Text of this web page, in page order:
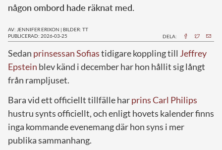
någon ombord hade räknat med.
AV: JENNIFER ERIXON | BILDER: TT
PUBLICERAD: 2026-03-25
DELA:
Sedan prinsessan Sofiastidigare koppling till Jeffrey
Epstein blev känd i december har hon hållit sig långt
från rampljuset.
Bara vid ett officiellt tillfälle harprins Carl Philips
hustru synts officiellt, och enligt hovets kalender finns
inga kommande evenemang där hon syns i mer
publika sammanhang.